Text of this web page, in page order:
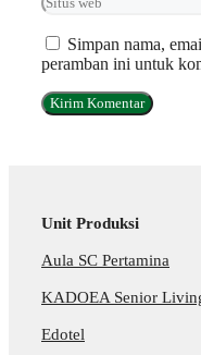
Simpan nama,
peramban ini untuk
Unit Produksi
Aula SC Pertamina
KADOEA Senior
Edotel